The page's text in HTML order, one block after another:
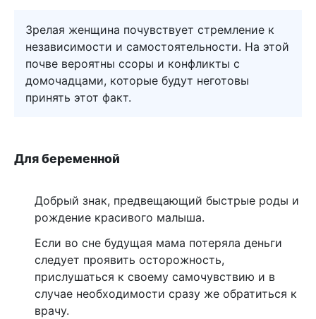
Зрелая женщина почувствует стремление к
независимости и самостоятельности. На этой
почве вероятны ссоры и конфликты с
домочадцами, которые будут неготовы
принять этот факт.
Для беременной
Добрый знак, предвещающий быстрые роды и
рождение красивого малыша.
Если во сне будущая мама потеряла деньги
следует проявить осторожность,
прислушаться к своему самочувствию и в
случае необходимости сразу же обратиться к
врачу.